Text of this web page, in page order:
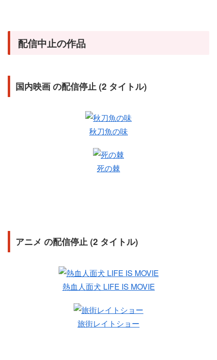
配信中止の作品
国内映画 の配信停止 (2 タイトル)
秋刀魚の味
死の棘
アニメ の配信停止 (2 タイトル)
熱血人面犬 LIFE IS MOVIE
旅街レイトショー